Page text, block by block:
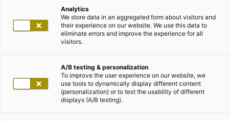
Analytics
We store data in an aggregated form about visitors and
their experience on our website. We use this data to
eliminate errors and improve the experience for all
visitors.
A/B testing & personalization
To improve the user experience on our website, we
use tools to dynamically display different content
(personalization) or to test the usability of different
displays (A/B testing).